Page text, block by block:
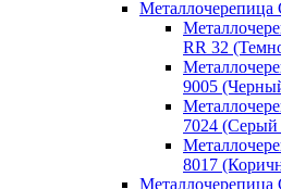
Металлочерепица
RR 32
9005
7024 (Серый
8017
Металлочерепица